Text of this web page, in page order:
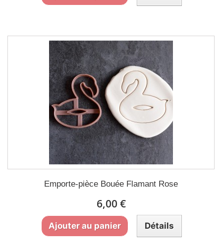
Emporte-pièce Bouée Flamant Rose
6,00 €
Ajouter au panier Détails